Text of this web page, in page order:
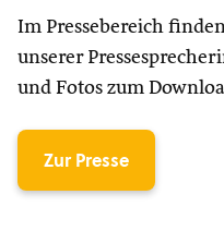
Im Pressebereich
unserer
und Fotos zum
Zur Presse